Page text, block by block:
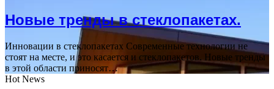
Новые тренды в стеклопакетах.
Инновации в стеклопакетах Современные технологии не
стоят на месте, и это касается и стеклопакетов. Новые тренды
в этой области приносят…
Hot News